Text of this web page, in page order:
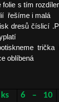
s tím
řešíme i malá
dresů číslicí
trička
oblíbená
6 – 10